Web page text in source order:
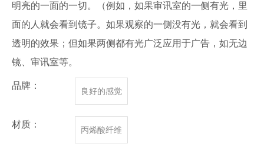
明亮的一面的一切。（例如，如果审讯室的一侧有光，里
面的人就会看到镜子。如果观察的一侧没有光，就会看到
透明的效果；但如果两侧都有光广泛应用于广告，如无边
镜、审讯室等。
品牌： 良好的感觉
材质： 丙烯酸纤维